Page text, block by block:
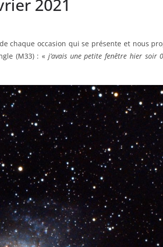
2021
chaque occasion qui se présente et nous
(M33) : « j’avais une petite fenêtre hier soir